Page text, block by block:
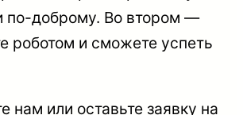
по-доброму. Во втором —
роботом и сможете успеть
нам или оставьте заявку на